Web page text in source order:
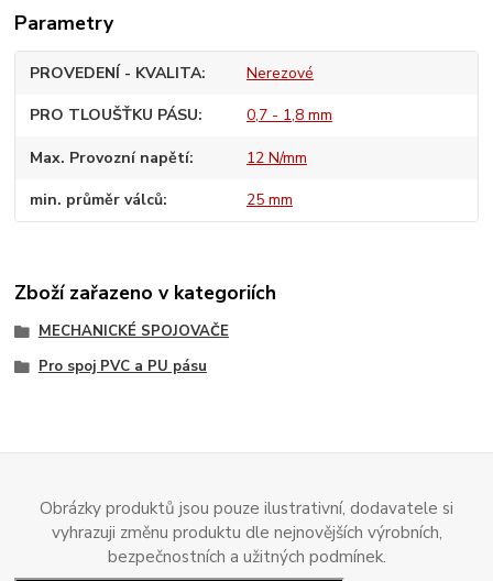
Parametry
PROVEDENÍ - KVALITA Nerezové
PRO TLOUŠŤKU PÁSU 0,7 - 1,8 mm
Max. Provozní napětí 12 N/mm
min. průměr válců 25 mm
Zboží zařazeno v kategoriích
MECHANICKÉ SPOJOVAČE
Pro spoj PVC a PU pásu
Obrázky produktů jsou pouze ilustrativní, dodavatele si
vyhrazuji změnu produktu dle nejnovějších výrobních,
bezpečnostních a užitných podmínek.